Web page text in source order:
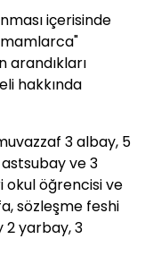
içerisinde
arandıkları
hakkında
3 albay, 5
astsubay ve 3
okul öğrencisi ve
sözleşme feshi
2 yarbay, 3